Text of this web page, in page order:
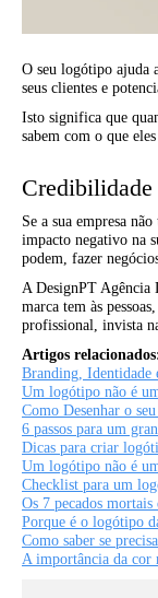
O seu logótipo ajuda
seus clientes e
Isto significa que
sabem com o que
Credibilidade
Se a sua empresa
impacto negativo na
podem, fazer
A DesignPT Agência
marca tem às
profissional, invista
Artigos
Branding, Identidade
Um logótipo não é
Como Desenhar o
6 passos para um
Dicas para criar
Um logótipo não é
Checklist para um
Os 7 pecados mortais
Porque é o logótipo
Como saber se
A importância da cor